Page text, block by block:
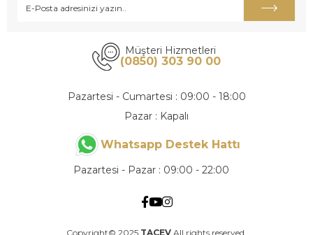
Müşteri Hizmetleri
(0850) 303 90 00
Pazartesi - Cumartesi : 09:00 - 18:00
Pazar : Kapalı
Whatsapp Destek Hattı
Pazartesi - Pazar : 09:00 - 22:00
Copyright© 2025 TAÇEV All rights reserved.